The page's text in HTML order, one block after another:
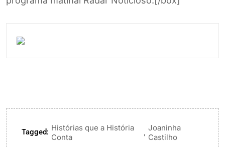
Tagged: Histórias que a História
Conta
, Joaninha
Castilho